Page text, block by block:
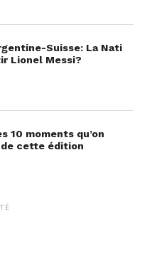
Suisse: La Nati
Lionel Messi?
10 moments qu’on
de cette édition